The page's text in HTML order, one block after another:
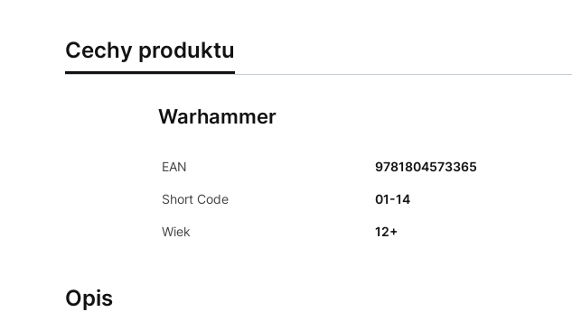
Cechy produktu
Warhammer
EAN 9781804573365
Short Code 01-14
Wiek 12+
Opis